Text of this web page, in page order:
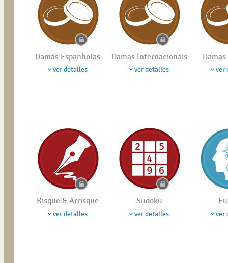
Damas Espanholas
ver detalles
Damas Internacionais
ver detalles ver
Risque & Arrisque
ver detalles
Sudoku
ver detalles ver